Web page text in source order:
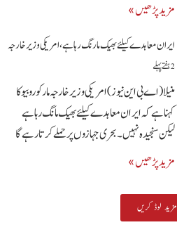
مزید پڑھیں »
ایران معاہدے کیلئے بھیک مارنگ رہا ہے،امریکی وزیرخارجہ
2 ہفتے پہلے
منیلا (اے بی این نیوز)امریکی وزیر خارجہ مارکو روبیو کا
کہنا ہے کہ ایران معاہدے کیلئے بھیک مانگ رہا ہے
لیکن سنجیدہ نہیں۔ بحری جہازوں پر حملے کرتار ہے گا
مزید پڑھیں »
مزید لوڈ کریں